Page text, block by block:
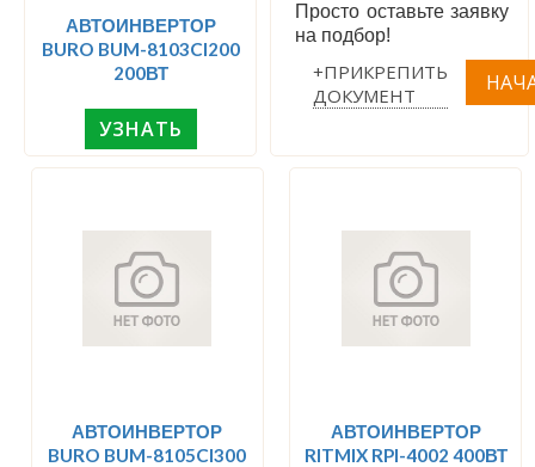
АВТОИНВЕРТОР
BURO BUM-8103CI200
200ВТ
УЗНАТЬ
Просто оставьте заявку
на подбор!
+ПРИКРЕПИТЬ
ДОКУМЕНТ
АВТОИНВЕРТОР
BURO BUM-8105CI300
АВТОИНВЕРТОР
RITMIX RPI-4002 400ВТ